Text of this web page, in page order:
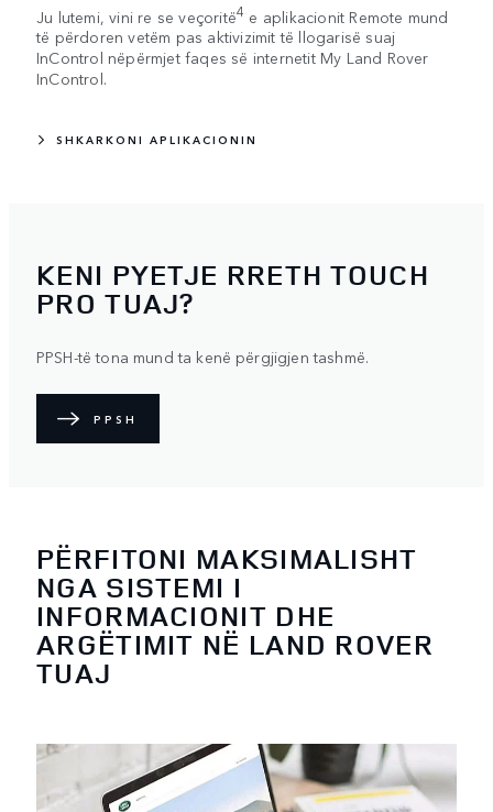
Ju lutemi, vini re se veçoritë4 e aplikacionit Remote mund
të përdoren vetëm pas aktivizimit të llogarisë suaj
InControl nëpërmjet faqes së internetit My Land Rover
InControl.
SHKARKONI APLIKACIONIN
KENI PYETJE RRETH TOUCH
PRO TUAJ?
PPSH-të tona mund ta kenë përgjigjen tashmë.
PPSH
PËRFITONI MAKSIMALISHT
NGA SISTEMI I
INFORMACIONIT DHE
ARGËTIMIT NË LAND ROVER
TUAJ